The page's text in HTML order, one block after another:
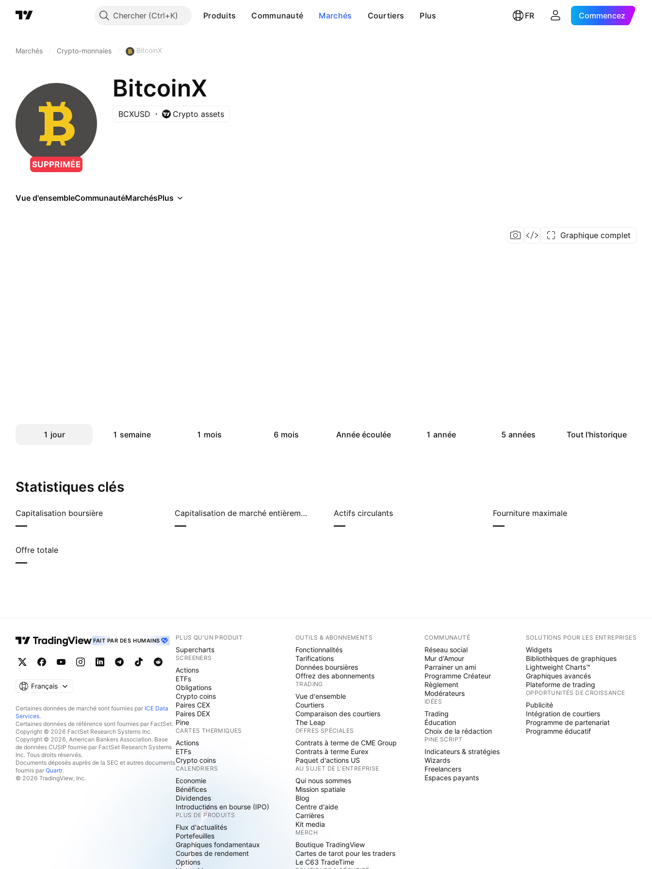
Chercher Produits Communauté Marchés Courtiers Plus FR Commencez
Marchés Crypto-monnaies BitcoinX
SUPPRIMÉE
BitcoinX
BCXUSD Crypto assets
Vue d'ensembleCommunautéMarchésPlus
Graphique complet
1 jour 1 semaine 1 mois 6 mois Année écoulée 1 année 5 années Tout l'historique
Statistiques clés
Capitalisation boursière
—
Capitalisation de marché entièrement diluée
—
Actifs circulants
—
Fourniture maximale
—
Offre totale
—
FAIT PAR DES HUMAINS
Français
Certaines données de marché sont fournies par ICE Data
Services.
Certaines données de référence sont fournies par FactSet.
Copyright © 2026 FactSet Research Systems Inc.
Copyright © 2026, American Bankers Association. Base
de données CUSIP fournie par FactSet Research Systems
Inc. Tous droits réservés.
Documents déposés auprès de la SEC et autres documents
fournis par Quartr.
© 2026 TradingView, Inc.
PLUS QU'UN PRODUIT
Supercharts
SCREENERS
Actions
ETFs
Obligations
Crypto coins
Paires CEX
Paires DEX
Pine
CARTES THERMIQUES
Actions
ETFs
Crypto coins
CALENDRIERS
Economie
Bénéfices
Dividendes
Introductions en bourse (IPO)
PLUS DE PRODUITS
Flux d'actualités
Portefeuilles
Graphiques fondamentaux
Courbes de rendement
Options
OUTILS & ABONNEMENTS
Fonctionnalités
Tarifications
Données boursières
Offrez des abonnements
TRADING
Vue d'ensemble
Courtiers
Comparaison des courtiers
The Leap
OFFRES SPÉCIALES
Contrats à terme de CME Group
Contrats à terme Eurex
Paquet d'actions US
AU SUJET DE L'ENTREPRISE
Qui nous sommes
Mission spatiale
Blog
Centre d'aide
Carrières
Kit media
MERCH
Boutique TradingView
Cartes de tarot pour les traders
Le C63 TradeTime
COMMUNAUTÉ
Réseau social
Mur d'Amour
Parrainer un ami
Programme Créateur
Règlement
Modérateurs
IDÉES
Trading
Éducation
Choix de la rédaction
PINE SCRIPT
Indicateurs & stratégies
Wizards
Freelancers
Espaces payants
SOLUTIONS POUR LES ENTREPRISES
Widgets
Bibliothèques de graphiques
Lightweight Charts™
Graphiques avancés
Plateforme de trading
OPPORTUNITÉS DE CROISSANCE
Publicité
Intégration de courtiers
Programme de partenariat
Programme éducatif